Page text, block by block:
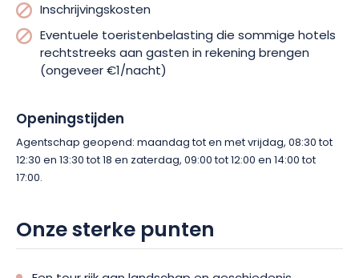
Inschrijvingskosten
Eventuele toeristenbelasting die sommige hotels
rechtstreeks aan gasten in rekening brengen
(ongeveer €1/nacht)
Openingstijden
Agentschap geopend: maandag tot en met vrijdag, 08:30 tot
12:30 en 13:30 tot 18 en zaterdag, 09:00 tot 12:00 en 14:00 tot
17:00.
Onze sterke punten